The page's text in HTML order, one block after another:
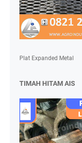
Plat Expanded Metal
TIMAH HITAM AIS